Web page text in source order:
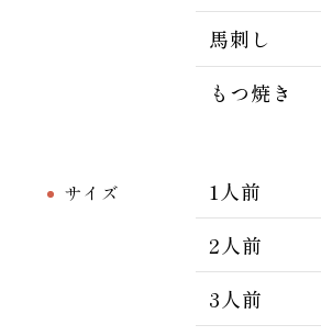
馬刺し
もつ焼き
サイズ
1人前
2人前
3人前